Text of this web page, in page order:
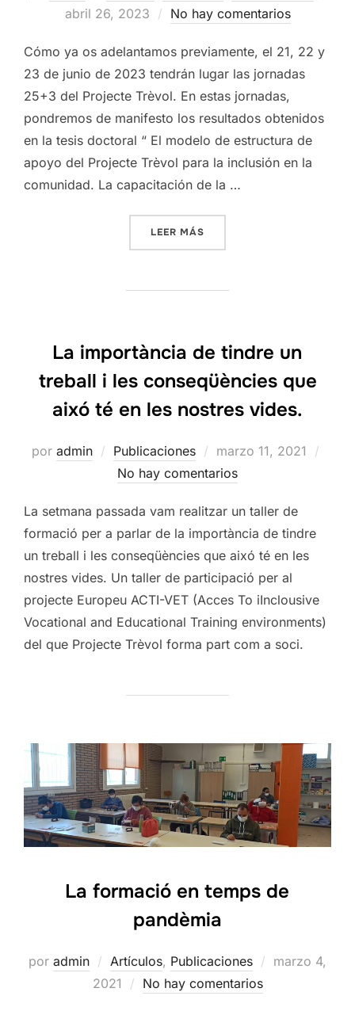
Publicado
abril 26, 2023 No hay comentarios
Cómo ya os adelantamos previamente, el 21, 22 y
23 de junio de 2023 tendrán lugar las jornadas
25+3 del Projecte Trèvol. En estas jornadas,
pondremos de manifesto los resultados obtenidos
en la tesis doctoral “ El modelo de estructura de
apoyo del Projecte Trèvol para la inclusión en la
comunidad. La capacitación de la …
LEER MÁS
La importància de tindre un
treball i les conseqüències que
aixó té en les nostres vides.
por admin Publicaciones
Publicado
el
marzo 11, 2021
No hay comentarios
La setmana passada vam realitzar un taller de
formació per a parlar de la importància de tindre
un treball i les conseqüències que aixó té en les
nostres vides. Un taller de participació per al
projecte Europeu ACTI-VET (Acces To iInclousive
Vocational and Educational Training environments)
del que Projecte Trèvol forma part com a soci.
La formació en temps de
pandèmia
por admin Artículos, Publicaciones
Publicado
marzo 4,
2021
No hay comentarios